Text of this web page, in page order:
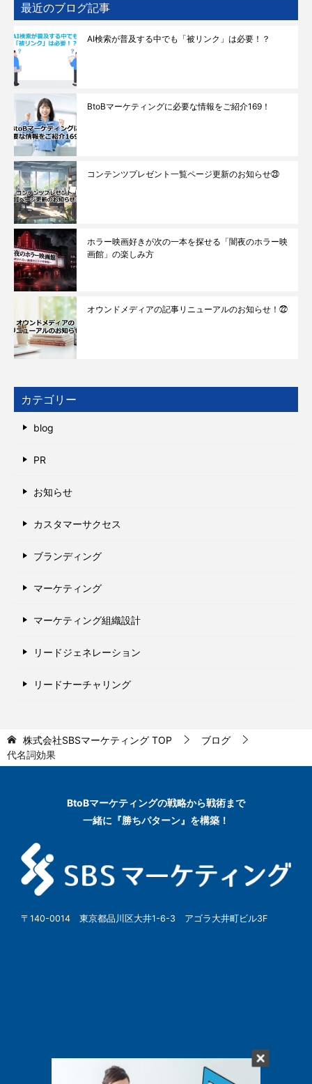
最近のブログ記事
AI検索が普及する中でも「被リンク」は必要！？
BtoBマーケティングに必要な情報をご紹介169！
コンテンツプレゼント一覧ページ更新のお知らせ㉓
ホラー映画好きが次の一本を探せる「闇夜のホラー映
画館」の楽しみ方
オウンドメディアの記事リニューアルのお知らせ！㉒
カテゴリー
blog
PR
お知らせ
カスタマーサクセス
ブランディング
マーケティング
マーケティング組織設計
リードジェネレーション
リードナーチャリング
株式会社SBSマーケティング TOP
ブログ
代名詞効果
BtoBマーケティングの戦略から戦術まで
一緒に『勝ちパターン』を構築！
〒140-0014 東京都品川区大井1-6-3 アゴラ大井町ビル3F